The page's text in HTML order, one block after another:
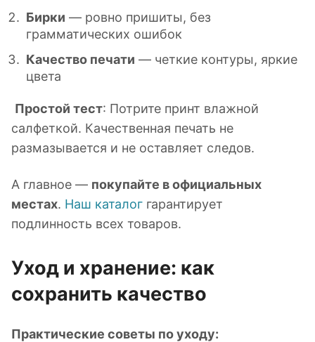
Бирки — ровно пришиты, без
грамматических ошибок
Качество печати — четкие контуры, яркие
цвета
Простой тест: Потрите принт влажной
салфеткой. Качественная печать не
размазывается и не оставляет следов.
А главное — покупайте в официальных
местах. Наш каталог гарантирует
подлинность всех товаров.
Уход и хранение: как
сохранить качество
Практические советы по уходу: